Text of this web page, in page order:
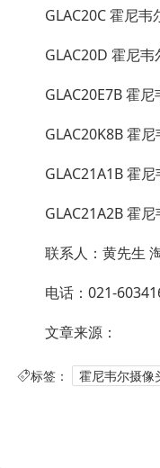
GLAC20C 霍尼韦
GLAC20D 霍尼韦
GLAC20E7B 霍尼
GLAC20K8B 霍尼
GLAC21A1B 霍尼
GLAC21A2B 霍尼
联系人：黄先生
电话：021-
文章来源：
标签： 霍尼韦尔摄像